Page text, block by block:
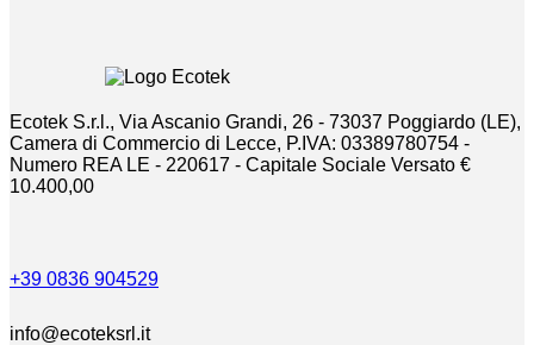
Ecotek S.r.l., Via Ascanio Grandi, 26 - 73037 Poggiardo (LE),
Camera di Commercio di Lecce, P.IVA: 03389780754 -
Numero REA LE - 220617 - Capitale Sociale Versato €
10.400,00
+39 0836 904529
info@ecoteksrl.it